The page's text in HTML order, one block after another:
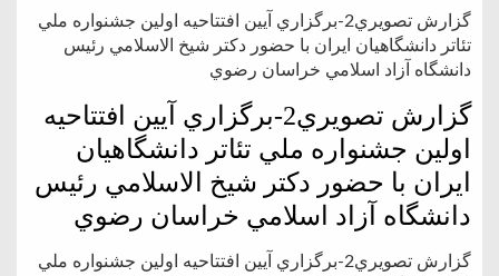
گزارش تصويري2-برگزاري آيين افتتاحيه اولين جشنواره ملي
تئاتر دانشگاهيان ايران با حضور دكتر شيخ الاسلامي رئيس
دانشگاه آزاد اسلامي خراسان رضوي
گزارش تصويري2-برگزاري آيين افتتاحيه
اولين جشنواره ملي تئاتر دانشگاهيان
ايران با حضور دكتر شيخ الاسلامي رئيس
دانشگاه آزاد اسلامي خراسان رضوي
گزارش تصويري2-برگزاري آيين افتتاحيه اولين جشنواره ملي